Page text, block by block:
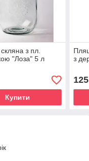
з пл.
"Лоза" 5 л
Купити
з
125